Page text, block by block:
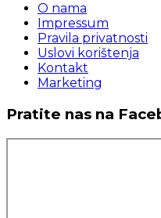
O nama
Impressum
Pravila privatnosti
Uslovi korištenja
Kontakt
Marketing
Pratite nas na